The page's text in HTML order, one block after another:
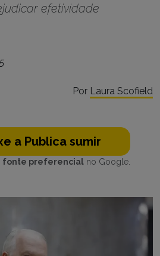
efetividade
Por Laura Scofield
a Publica sumir
fonte preferencialno Google.